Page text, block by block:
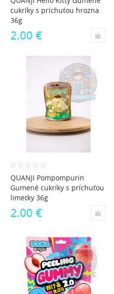
cukríky s príchuťou hrozna
36g
2.00 €
QUANJI Pompompurin
Gumené cukríky s príchuťou
limetky 36g
2.00 €